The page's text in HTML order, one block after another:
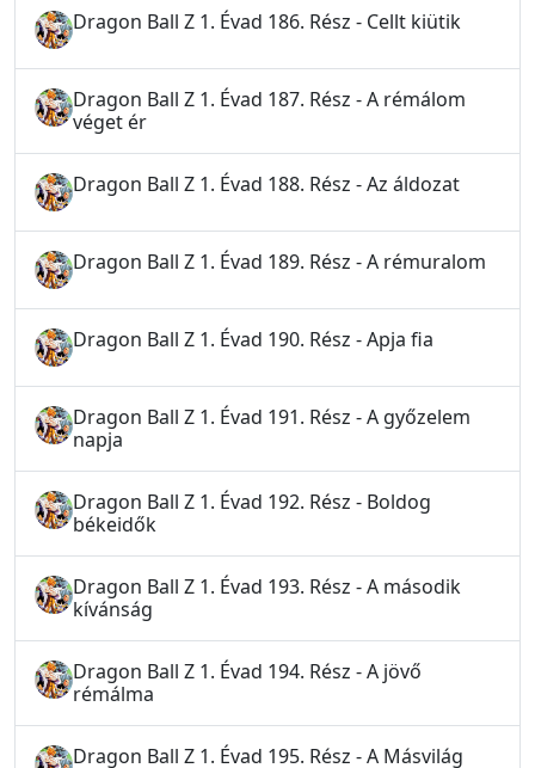
Dragon Ball Z 1. Évad 186. Rész - Cellt kiütik
Dragon Ball Z 1. Évad 187. Rész - A rémálom
véget ér
Dragon Ball Z 1. Évad 188. Rész - Az áldozat
Dragon Ball Z 1. Évad 189. Rész - A rémuralom
Dragon Ball Z 1. Évad 190. Rész - Apja fia
Dragon Ball Z 1. Évad 191. Rész - A győzelem
napja
Dragon Ball Z 1. Évad 192. Rész - Boldog
békeidők
Dragon Ball Z 1. Évad 193. Rész - A második
kívánság
Dragon Ball Z 1. Évad 194. Rész - A jövő
rémálma
Dragon Ball Z 1. Évad 195. Rész - A Másvilág